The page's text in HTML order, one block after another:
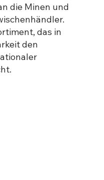
die Minen und
das in
den